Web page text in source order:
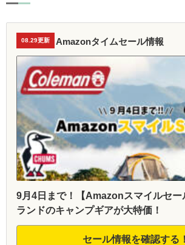
08.29更新 Amazonタイムセール情報
9月4日まで！【Amazonスマイルセー
ランドのキャンプギアが大特価！
セール情報を確認する！